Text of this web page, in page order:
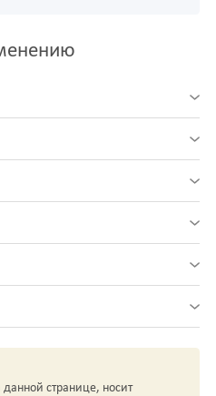
странице, носит